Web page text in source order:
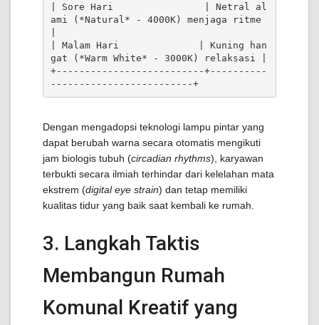
| Sore Hari                | Netral al
ami (*Natural* - 4000K) menjaga ritme
| Malam Hari              | Kuning han
gat (*Warm White* - 3000K) relaksasi |
+--------------------------+----------
-------------------------+
Dengan mengadopsi teknologi lampu pintar yang
dapat berubah warna secara otomatis mengikuti
jam biologis tubuh (circadian rhythms), karyawan
terbukti secara ilmiah terhindar dari kelelahan mata
ekstrem (digital eye strain) dan tetap memiliki
kualitas tidur yang baik saat kembali ke rumah.
3. Langkah Taktis
Membangun Rumah
Komunal Kreatif yang